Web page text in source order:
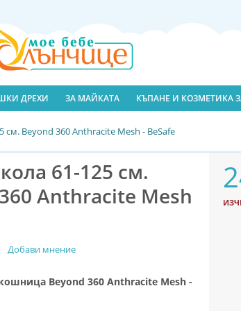
ДРЕХИ ЗА МАЙКАТА КЪПАНЕ И КОЗМЕТИКА
см. Beyond 360 Anthracite Mesh - BeSafe
61-125 см.
Anthracite Mesh
Добави мнение
Beyond 360 Anthracite Mesh -